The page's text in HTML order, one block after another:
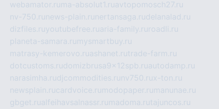
webamator.ru ma-absolut1.ruavtopomosch27.ru
nv-750.ru news-plain.ru nertansaga.rudelanalad.ru
dizfiles.ruyoutubefree.ruaria-family.ru roadli.ru
planeta-samara.ru mysmartbuy.ru
matrasy-kemerovo.ruashanet.rutrade-farm.ru
dotcustoms.rudomizbrusa9x12spb.ruautodamp.ru
narasimha.rudjcommodities.ru nv750.rux-ton.ru
newsplain.rucardvoice.ru modopaper.ru manunae.ru
gbget.rualfeihavsalnassr.ru madoma.rutajuncos.ru